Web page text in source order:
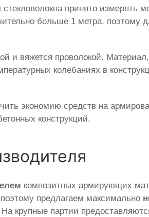
принято измерять
больше 1 метра,
и вяжется проволокой.
колебаниях в
экономию средств на
конструкций.
композитных армирующих
предлагаем максимально
На крупные партии